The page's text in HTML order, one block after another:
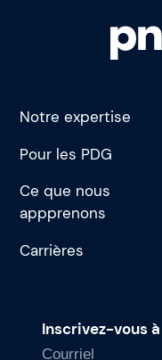
Notre expertise
Pour les PDG
Ce que nous
appprenons
Carrières
Inscrivez-vous